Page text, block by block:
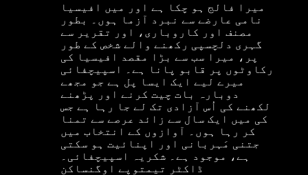
میرا فالج ہو چکا ہے اور میں افیسیا
نامی عارضے سے نبرد آزما ہوں۔ بطور
مصنف اور کاروباری، اور تقریر سے
گہری دلچسپی رکھنے والے شخص کے طور
پر، میرا سب سے بڑا مقصد افیسیا کی
رکاوٹوں پر قابو پانا ہے۔ اسپیچفائی
میرے لیے ایک ایسا پل ہے جو مجھے
دوبارہ بات چیت کرنے اور پڑھنے
لکھنے کی اُس آزادی تک لے جا رہا ہے جس
کی میں ایک سال سے زائد عرصے سے تمنا
کر رہا ہوں۔ آوازوں کے انتخاب میں
جتنی مَہربانی اور اپنائیت ہو سکتی
ہے، موجود ہے۔ شکریہ اسپیچفائی۔
ڈاکٹر تیمتوپے اوگنساکن